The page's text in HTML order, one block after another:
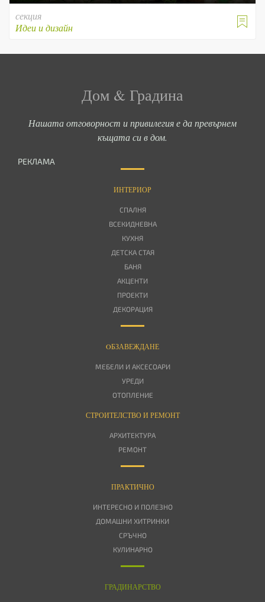

секция
Идеи и дизайн
Дом & Градина
Нашата отговорност и привилегия е да превърнем
къщата си в дом.
РЕКЛАМА
ИНТЕРИОР
СПАЛНЯ
ВСЕКИДНЕВНА
КУХНЯ
ДЕТСКА СТАЯ
БАНЯ
АКЦЕНТИ
ПРОЕКТИ
ДЕКОРАЦИЯ
OБЗАВЕЖДАНЕ
МЕБЕЛИ И АКСЕСОАРИ
УРЕДИ
ОТОПЛЕНИЕ
СТРОИТЕЛСТВО И РЕМОНТ
АРХИТЕКТУРА
РЕМОНТ
ПРАКТИЧНО
ИНТЕРЕСНО И ПОЛЕЗНО
ДОМАШНИ ХИТРИНКИ
СРЪЧНО
КУЛИНАРНО
ГРАДИНАРСТВО